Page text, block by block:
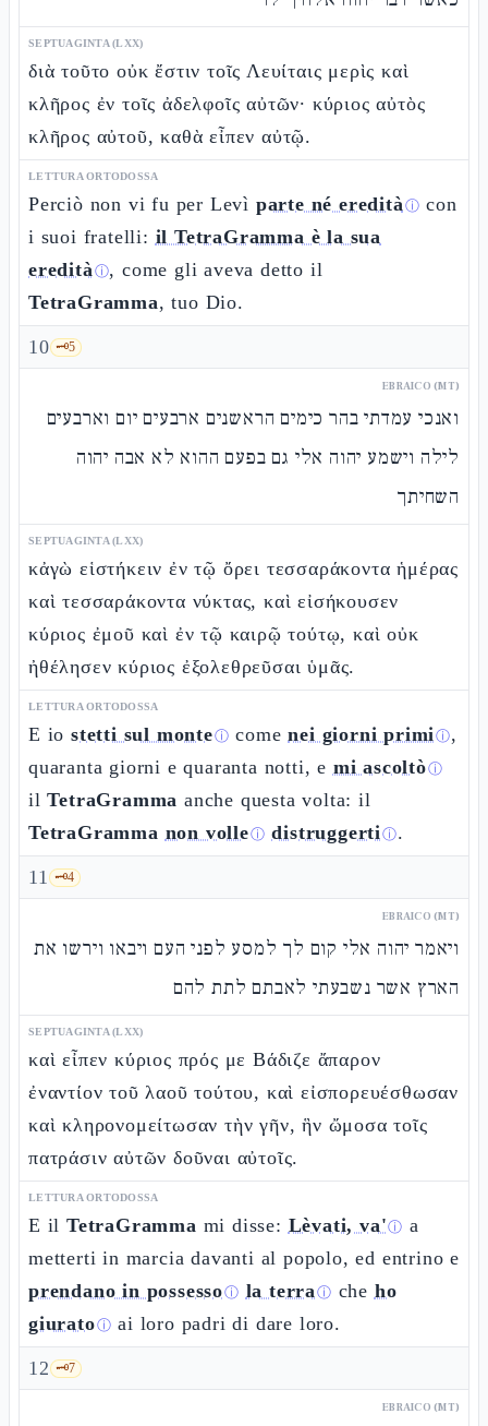
SEPTUAGINTA (LXX)
διὰ τοῦτο οὐκ ἔστιν τοῖς Λευίταις μερὶς καὶ
κλῆρος ἐν τοῖς ἀδελφοῖς αὐτῶν· κύριος αὐτὸς
κλῆρος αὐτοῦ, καθὰ εἶπεν αὐτῷ.
LETTURA ORTODOSSA
Perciò non vi fu per Levì parte né ereditàⓘ con
i suoi fratelli: il TetraGramma è la sua
ereditàⓘ, come gli aveva detto il
TetraGramma, tuo Dio.
10 🗝️5
EBRAICO (MT)
ואנכי עמדתי בהר כימים הראשנים ארבעים יום וארבעים
לילה וישמע יהוה אלי גם בפעם ההוא לא אבה יהוה
השחיתך
SEPTUAGINTA (LXX)
κἀγὼ εἱστήκειν ἐν τῷ ὄρει τεσσαράκοντα ἡμέρας
καὶ τεσσαράκοντα νύκτας, καὶ εἰσήκουσεν
κύριος ἐμοῦ καὶ ἐν τῷ καιρῷ τούτῳ, καὶ οὐκ
ἠθέλησεν κύριος ἐξολεθρεῦσαι ὑμᾶς.
LETTURA ORTODOSSA
E io stetti sul monteⓘ comenei giorni primiⓘ,
quaranta giorni e quaranta notti, e mi ascoltòⓘ
ilTetraGramma anche questa volta: il
TetraGramma non volleⓘ distruggertiⓘ.
11 🗝️4
EBRAICO (MT)
ויאמר יהוה אלי קום לך למסע לפני העם ויבאו וירשו את
הארץ אשר נשבעתי לאבתם לתת להם
SEPTUAGINTA (LXX)
καὶ εἶπεν κύριος πρός με Βάδιζε ἄπαρον
ἐναντίον τοῦ λαοῦ τούτου, καὶ εἰσπορευέσθωσαν
καὶ κληρονομείτωσαν τὴν γῆν, ἣν ὤμοσα τοῖς
πατράσιν αὐτῶν δοῦναι αὐτοῖς.
LETTURA ORTODOSSA
E il TetraGramma mi disse: Lèvati, va'ⓘ a
metterti in marcia davanti al popolo, ed entrino e
prendano in possessoⓘ la terraⓘ che ho
giuratoⓘ ai loro padri di dare loro.
12 🗝️7
EBRAICO (MT)